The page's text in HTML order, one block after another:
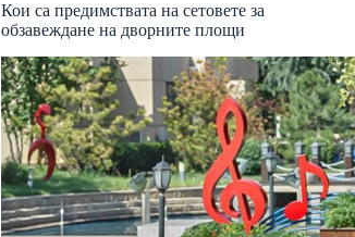
Кои са предимствата на сетовете за
обзавеждане на дворните площи